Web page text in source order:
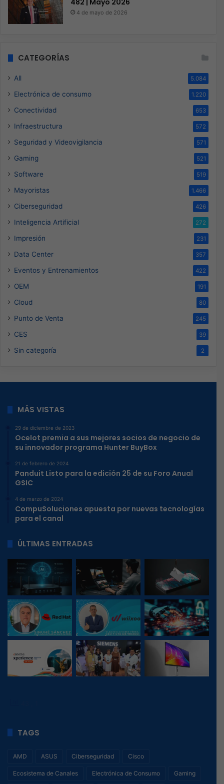
482 | Mayo 2026
4 de mayo de 2026
CATEGORÍAS
All 5.084
Electrónica de consumo 1.220
Conectividad 653
Infraestructura 572
Seguridad y Videovigilancia 571
Gaming 521
Software 519
Mayoristas 1.466
Ciberseguridad 426
Inteligencia Artificial 272
Impresión 231
Data Center 357
Eventos y Entrenamientos 422
OEM 191
Cloud 80
Punto de Venta 245
CES 39
Sin categoría 2
MÁS VISTAS
29 de diciembre de 2023
Ocelot premia a sus mejores socios de negocio de
su innovador programa Hunter BuyBox
21 de febrero de 2024
Panduit Listo para la edición 25 de su Foro Anual
GSIC
4 de marzo de 2024
CompuSoluciones apuesta por nuevas tecnologías
para el canal
ÚLTIMAS ENTRADAS
TAGS
AMD ASUS Ciberseguridad Cisco
Ecosistema de Canales Electrónica de Consumo Gaming